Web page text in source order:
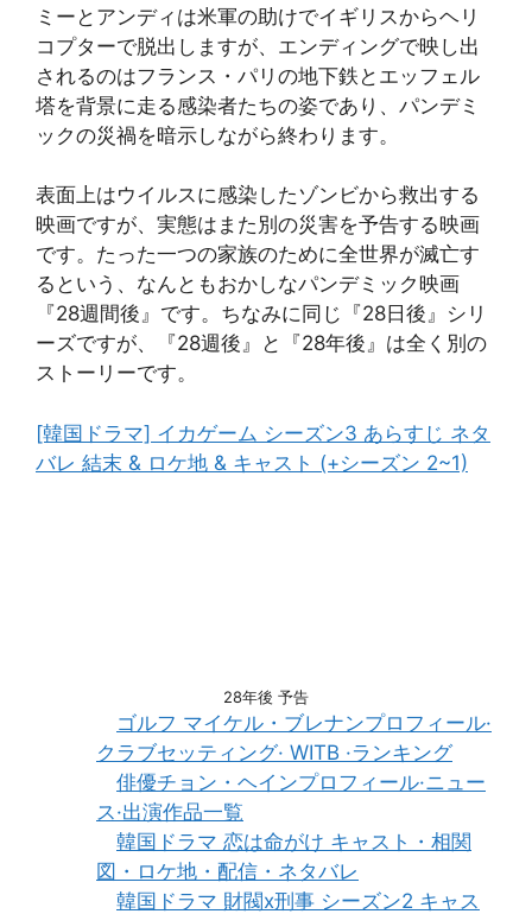
ミーとアンディは米軍の助けでイギリスからヘリ
コプターで脱出しますが、エンディングで映し出
されるのはフランス・パリの地下鉄とエッフェル
塔を背景に走る感染者たちの姿であり、パンデミ
ックの災禍を暗示しながら終わります。
表面上はウイルスに感染したゾンビから救出する
映画ですが、実態はまた別の災害を予告する映画
です。たった一つの家族のために全世界が滅亡す
るという、なんともおかしなパンデミック映画
『28週間後』です。ちなみに同じ『28日後』シリ
ーズですが、『28週後』と『28年後』は全く別の
ストーリーです。
[韓国ドラマ] イカゲーム シーズン3 あらすじ ネタ
バレ 結末 & ロケ地 & キャスト (+シーズン 2~1)
28年後 予告
ゴルフ マイケル・ブレナンプロフィール·
クラブセッティング· WITB ·ランキング
俳優チョン・ヘインプロフィール·ニュー
ス·出演作品一覧
韓国ドラマ 恋は命がけ キャスト・相関
図・ロケ地・配信・ネタバレ
韓国ドラマ 財閥x刑事 シーズン2 キャス